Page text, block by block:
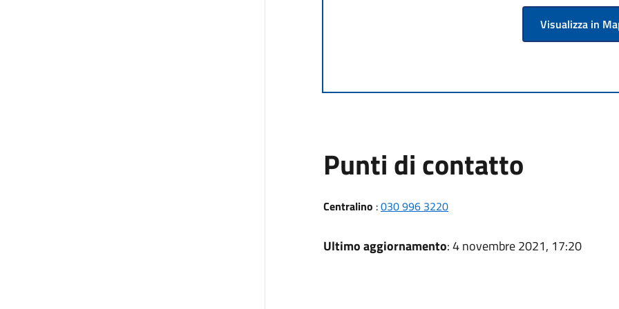
Visualizza in
Punti di contatto
Centralino :030 996 3220
Ultimo aggiornamento: 4 novembre 2021, 17:20